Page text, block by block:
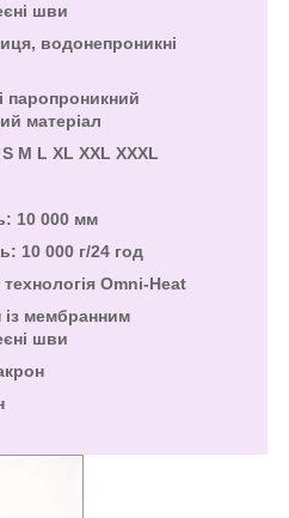
шви
водонепроникні
паропроникний
матеріал
M L XL XXL XXXL
10 000 мм
10 000 г/24 год
Omni-Heat
із мембранним
шви